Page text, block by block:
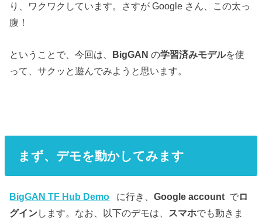
り、ワクワクしています。さすが Google さん、この太っ
腹！
ということで、今回は、 BigGAN の学習済みモデルを使
って、サクッと遊んでみようと思います。
まず、デモを動かしてみます
BigGAN TF Hub Demo に行き、Google account でロ
グインします。なお、以下のデモは、 スマホでも動きま